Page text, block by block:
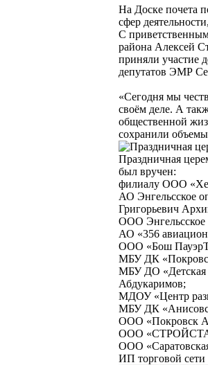
На Доске почета
сфер
С
района Алексей
приняли участие
депутатов ЭМР
«Сегодня мы
своём деле. А
общественной
сохранили
Праздничная
был вручен:
филиалу ООО
АО Энгельсское
Григорьевич
ООО Энгельсское
АО «356
ООО «Бош
МБУ ДК
МБУ ДО «Детская
Абдукаримов;
МДОУ «Центр
МБУ ДК
ООО «Покровск
ООО
ООО
ИП торговой сети